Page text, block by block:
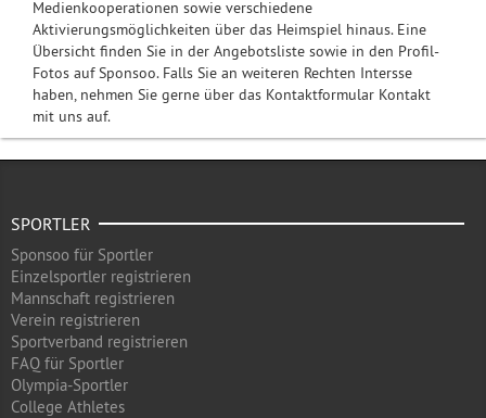
Medienkooperationen sowie verschiedene
Aktivierungsmöglichkeiten über das Heimspiel hinaus. Eine
Übersicht finden Sie in der Angebotsliste sowie in den Profil-
Fotos auf Sponsoo. Falls Sie an weiteren Rechten Intersse
haben, nehmen Sie gerne über das Kontaktformular Kontakt
mit uns auf.
SPORTLER
Sponsoo für Sportler
Einzelsportler registrieren
Mannschaft registrieren
Verein registrieren
Sportverband registrieren
FAQ für Sportler
Olympia-Sportler
College Athletes